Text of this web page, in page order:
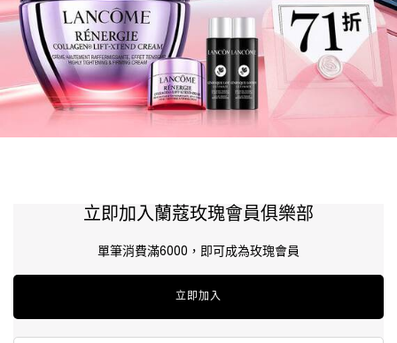
立即加入蘭蔻玫瑰會員俱樂部
單筆消費滿6000，即可成為玫瑰會員
立即加入